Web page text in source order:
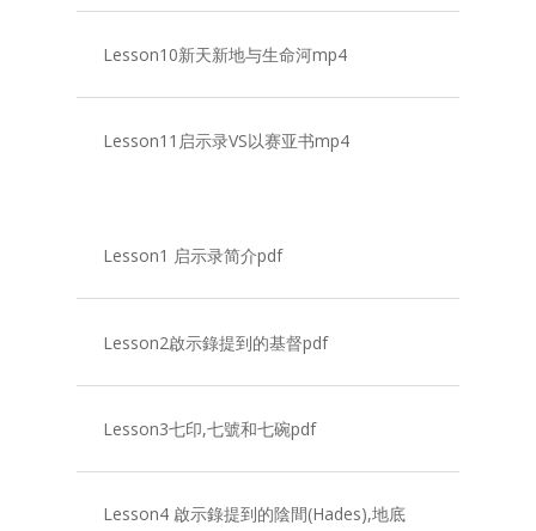
Lesson10新天新地与生命河mp4
Lesson11启示录VS以赛亚书mp4
Lesson1 启示录简介pdf
Lesson2啟示錄提到的基督pdf
Lesson3七印,七號和七碗pdf
Lesson4 啟示錄提到的陰間(Hades),地底